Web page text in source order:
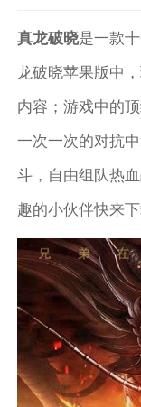
真龙破晓是一款
龙破晓苹果版中
内容；游戏中的
一次一次的对抗
斗，自由组队热
趣的小伙伴快来下